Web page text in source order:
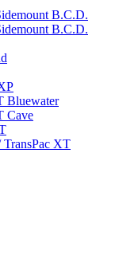
B.C.D.
B.C.D.
Bluewater
Cave
TransPac XT